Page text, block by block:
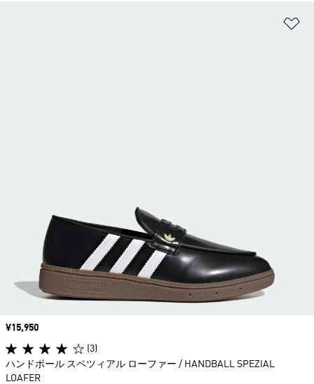
価格
¥15,950
(3)
ハンドボール スペツィアル ローファー / HANDBALL SPEZIAL
LOAFER